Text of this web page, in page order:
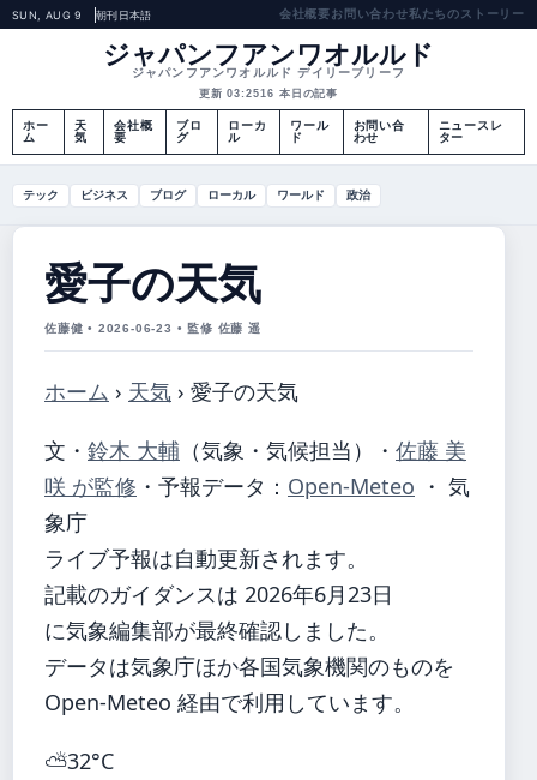
SUN, AUG 9 朝刊日本語 会社概要お問い合わせ私たちのストーリー
ジャパンフアンワオルルド
ジャパンフアンワオルルド デイリーブリーフ
更新 03:2516 本日の記事
ホー
ム
天
気
会社概
要
ブロ
グ
ローカ
ル
ワール
ド
お問い合
わせ
ニュースレ
ター
テック ビジネス ブログ ローカル ワールド 政治
愛子の天気
佐藤健 • 2026-06-23 • 監修 佐藤 遥
ホーム › 天気 › 愛子の天気
文・ 鈴木 大輔 （気象・気候担当） ・ 佐藤 美
咲 が監修 ・ 予報データ： Open-Meteo ・ 気
象庁
ライブ予報は自動更新されます。
記載のガイダンスは 2026年6月23日
に気象編集部が最終確認しました。
データは気象庁ほか各国気象機関のものを
Open-Meteo 経由で利用しています。
⛅32°C